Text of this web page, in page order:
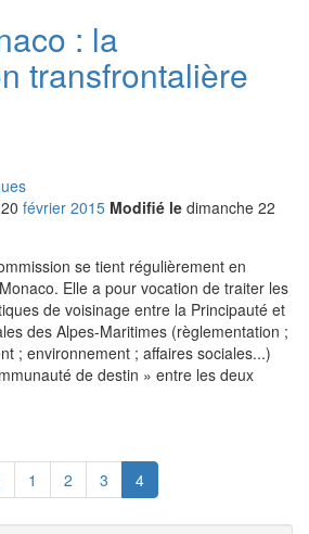
: la
transfrontalière
20 février 2015 Modifié le dimanche 22
se tient régulièrement en
Elle a pour vocation de traiter les
de voisinage entre la Principauté et
des Alpes-Maritimes (règlementation ;
; environnement ; affaires sociales...)
de destin » entre les deux
1 2 3 4